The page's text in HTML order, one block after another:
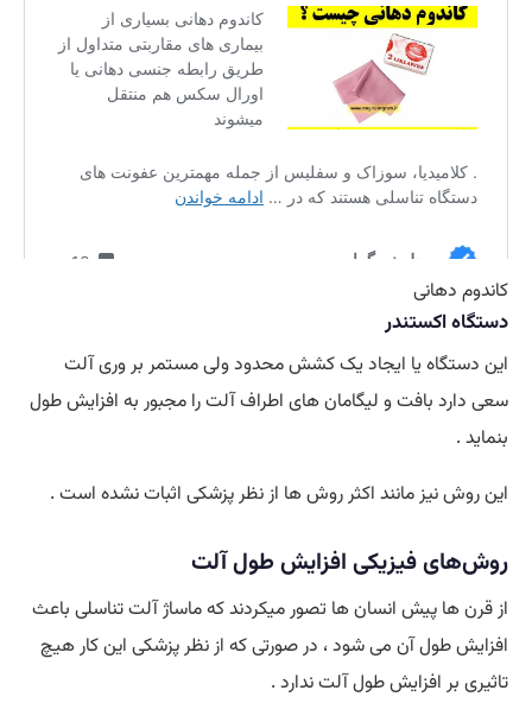
کاندوم دهانی
دستگاه اکستندر
این دستگاه یا ایجاد یک کشش محدود ولی مستمر بر وری آلت
سعی دارد بافت و لیگامان های اطراف آلت را مجبور به افزایش طول
بنماید .
این روش نیز مانند اکثر روش ها از نظر پزشکی اثبات نشده است .
روش‌های فیزیکی افزایش طول آلت
از قرن ها پیش انسان ها تصور میکردند که ماساژ آلت تناسلی باعث
افزایش طول آن می شود ، در صورتی که از نظر پزشکی این کار هیچ
تاثیری بر افزایش طول آلت ندارد .